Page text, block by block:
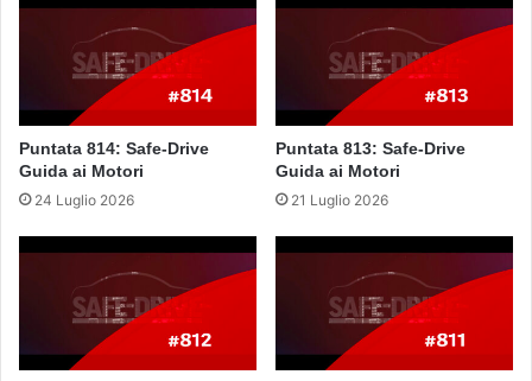
Puntata 814: Safe-Drive
Guida ai Motori
24 Luglio 2026
Puntata 813: Safe-Drive
Guida ai Motori
21 Luglio 2026